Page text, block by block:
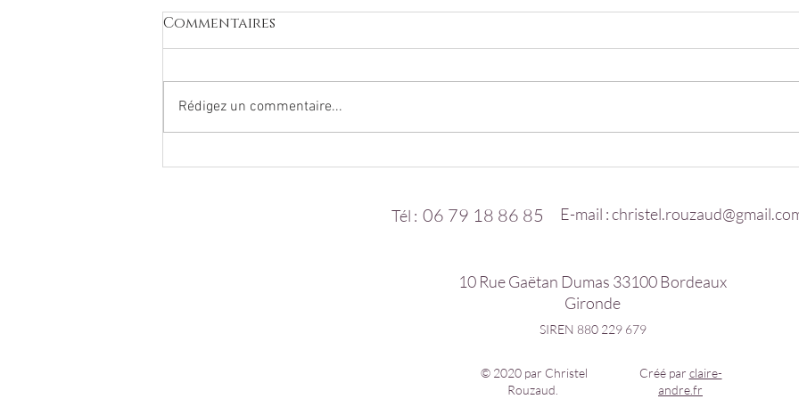
La dépendance a
De l'attachement à
un
pas
Commentaires
Rédigez un commentaire...
Tél : 06 79 18 86 85 E-mail :
10 Rue Gaëtan Dumas 33100 Bordeaux
Gironde
SIREN 880 229 679
© 2020 par Christel
Rouzaud.
Créé par claire-
andre.fr